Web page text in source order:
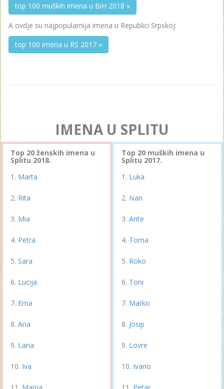
top 100 muških imena u BiH 2018 »
A ovdje su najpopularnija imena u Republici Srpskoj:
top 100 imena u RS 2017 »
IMENA U SPLITU
Top 20 ženskih imena u
Splitu 2018.
Marta
Rita
Mia
Petra
Sara
Lucija
Ema
Ana
Lana
Iva
Marija
Top 20 muških imena u
Splitu 2017.
Luka
Ivan
Ante
Toma
Roko
Toni
Marko
Josip
Lovre
Ivano
Petar